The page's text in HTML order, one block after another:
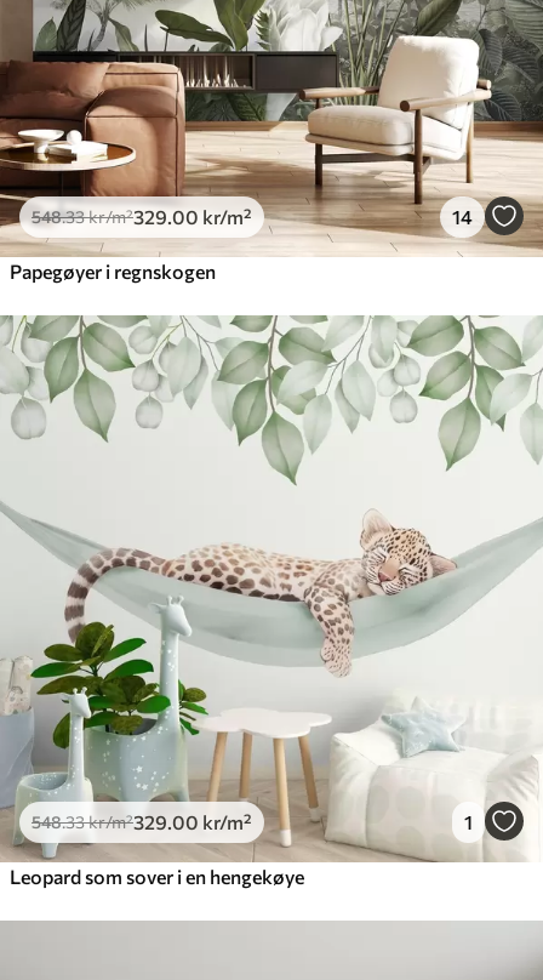
548.33kr/m²329 .00 kr/m² 14
Papegøyer i regnskogen
548.33kr/m²329 .00 kr/m² 1
Leopard som sover i en hengekøye